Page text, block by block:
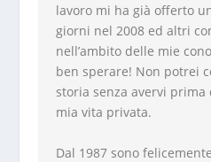
lavoro mi ha già offerto
giorni nel 2008 ed altri
nell’ambito delle mie
ben sperare! Non potrei
storia senza avervi
mia vita privata.
Dal 1987 sono